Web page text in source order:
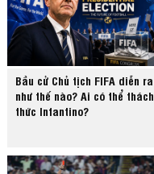
Bầu cử Chủ tịch FIFA diễn ra
như thế nào? Ai có thể thách
thức Infantino?